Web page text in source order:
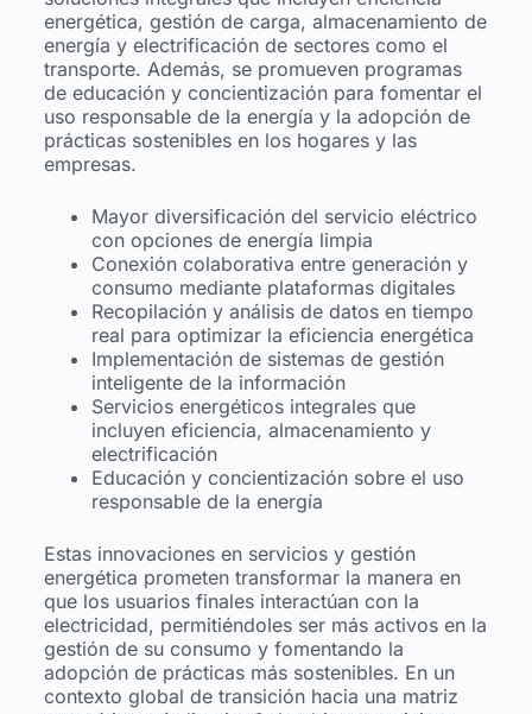
energética, gestión de carga, almacenamiento de
energía y electrificación de sectores como el
transporte. Además, se promueven programas
de educación y concientización para fomentar el
uso responsable de la energía y la adopción de
prácticas sostenibles en los hogares y las
empresas.
Mayor diversificación del servicio eléctrico
con opciones de energía limpia
Conexión colaborativa entre generación y
consumo mediante plataformas digitales
Recopilación y análisis de datos en tiempo
real para optimizar la eficiencia energética
Implementación de sistemas de gestión
inteligente de la información
Servicios energéticos integrales que
incluyen eficiencia, almacenamiento y
electrificación
Educación y concientización sobre el uso
responsable de la energía
Estas innovaciones en servicios y gestión
energética prometen transformar la manera en
que los usuarios finales interactúan con la
electricidad, permitiéndoles ser más activos en la
gestión de su consumo y fomentando la
adopción de prácticas más sostenibles. En un
contexto global de transición hacia una matriz